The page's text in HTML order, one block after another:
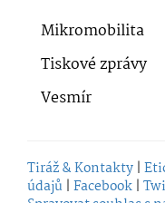
Mikromobilita
Tiskové zprávy
Vesmír
Tiráž & Kontakty |
údajů | Facebook |